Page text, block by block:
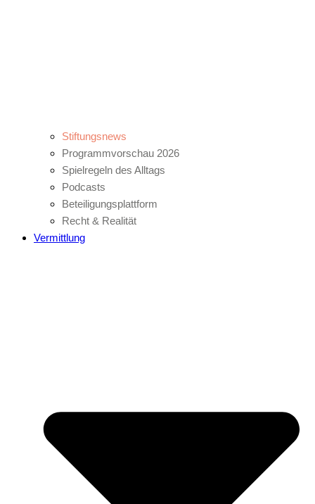
Stiftungsnews
Programmvorschau 2026
Spielregeln des Alltags
Podcasts
Beteiligungsplattform
Recht & Realität
Vermittlung